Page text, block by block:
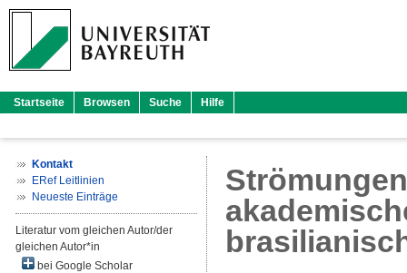
Startseite Browsen Suche Hilfe
Kontakt
ERef Leitlinien
Neueste Einträge
Literatur vom gleichen Autor/der
gleichen Autor*in
bei Google Scholar